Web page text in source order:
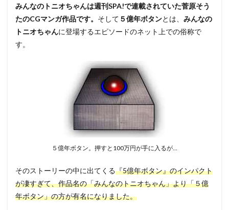
は？
2
この漫
3.1
主人
公
みんなのトニオちゃんは週刊SPA!で連載されていた菅原そう
たのCGマンガ作品です。 そして ５億年ボタンとは、 みんなの
トニオちゃんに登場するエピソードのネット上での俗称で
す。
５億年ボタン。押すと100万円が手に入るが…
そのストーリーの中に出てくる『5億年ボタン』のインパクト
が凄すぎて、作品名の「みんなのトニオちゃん」より「５億
年ボタン」の方が有名になりました。